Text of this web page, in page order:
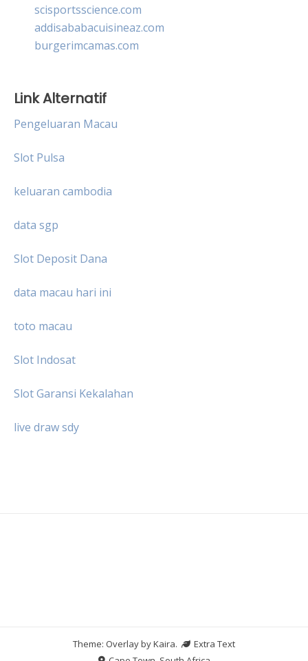
scisportsscience.com
addisababacuisineaz.com
burgerimcamas.com
Link Alternatif
Pengeluaran Macau
Slot Pulsa
keluaran cambodia
data sgp
Slot Deposit Dana
data macau hari ini
toto macau
Slot Indosat
Slot Garansi Kekalahan
live draw sdy
Theme: Overlay byKaira.
Extra Text